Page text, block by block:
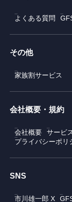
よくある質問
その他
家族割サービス
会社概要・規約
会社概要 サービ
プライバシーポリ
SNS
市川雄一郎 X